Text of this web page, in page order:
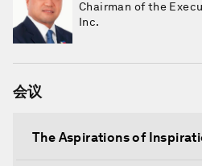
Chairman of the
Inc.
会议
The Aspirations of